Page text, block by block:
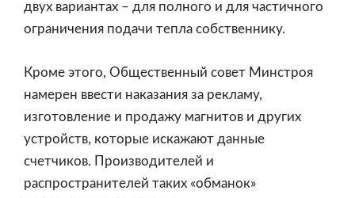
двух вариантах – для полного и для частичного
ограничения подачи тепла собственнику.
Кроме этого, Общественный совет Минстроя
намерен ввести наказания за рекламу,
изготовление и продажу магнитов и других
устройств, которые искажают данные
счетчиков. Производителей и
распространителей таких «обманок»